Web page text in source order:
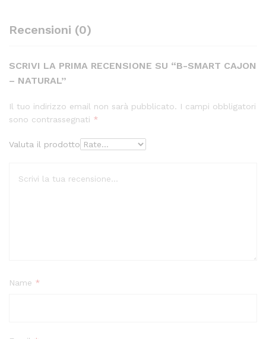
Recensioni (0)
SCRIVI LA PRIMA RECENSIONE SU “B-SMART CAJON
– NATURAL”
Il tuo indirizzo email non sarà pubblicato. I campi obbligatori
sono contrassegnati *
Valuta il prodotto
Name *